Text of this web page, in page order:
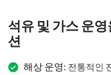
석유 및 가스 운
션
해상 운영: 전통적인